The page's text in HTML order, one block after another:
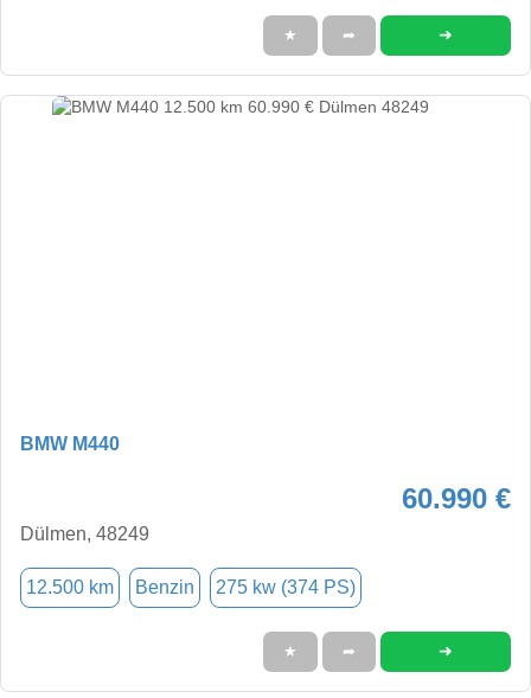
★ ➦ ➜
BMW M440
60.990 €
Dülmen, 48249
12.500 km Benzin 275 kw (374 PS)
★ ➦ ➜